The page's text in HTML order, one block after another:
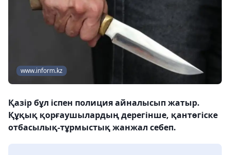
www.inform.kz
Қазір бұл іспен полиция айналысып жатыр.
Құқық қорғаушылардың дерегінше, қантөгіске
отбасылық-тұрмыстық жанжал себеп.